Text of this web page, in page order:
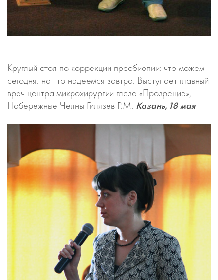
Круглый стол по коррекции пресбиопии: что можем
сегодня, на что надеемся завтра. Выступает главный
врач центра микрохирургии глаза «Прозрение»,
Набережные Челны Гилязев Р.М. Казань,18 мая